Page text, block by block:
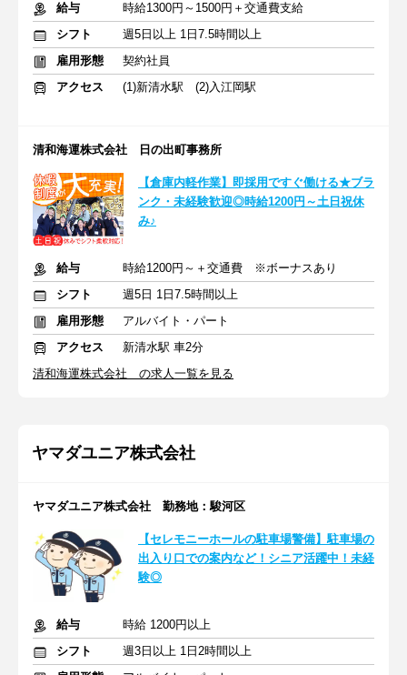
給与
時給1300円～1500円＋交通費支給
シフト
週5日以上 1日7.5時間以上
雇用形態
契約社員
アクセス
(1)新清水駅 (2)入江岡駅
清和海運株式会社 日の出町事務所
【倉庫内軽作業】即採用ですぐ働ける★ブラ
ンク・未経験歓迎◎時給1200円～土日祝休
み♪
給与
時給1200円～＋交通費 ※ボーナスあり
シフト
週5日 1日7.5時間以上
雇用形態
アルバイト・パート
アクセス
新清水駅 車2分
清和海運株式会社 の求人一覧を見る
ヤマダユニア株式会社
ヤマダユニア株式会社 勤務地：駿河区
【セレモニーホールの駐車場警備】駐車場の
出入り口での案内など！シニア活躍中！未経
験◎
給与
時給 1200円以上
シフト
週3日以上 1日2時間以上